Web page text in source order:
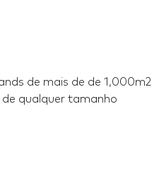
de mais de de 1,000m2
qualquer tamanho